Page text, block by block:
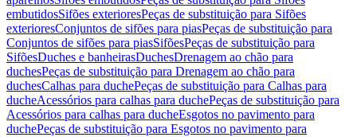
embutidosSifões exterioresPeças de substituição para Sifões
exterioresConjuntos de sifões para piasPeças de substituição para
Conjuntos de sifões para piasSifõesPeças de substituição para
SifõesDuches e banheirasDuchesDrenagem ao chão para
duchesPeças de substituição para Drenagem ao chão para
duchesCalhas para duchePeças de substituição para Calhas para
ducheAcessórios para calhas para duchePeças de substituição para
Acessórios para calhas para ducheEsgotos no pavimento para
duchePeças de substituição para Esgotos no pavimento para